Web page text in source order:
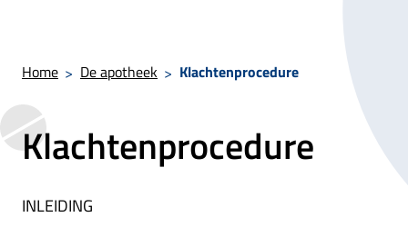
Home De apotheek Klachtenprocedure
Klachtenprocedure
INLEIDING